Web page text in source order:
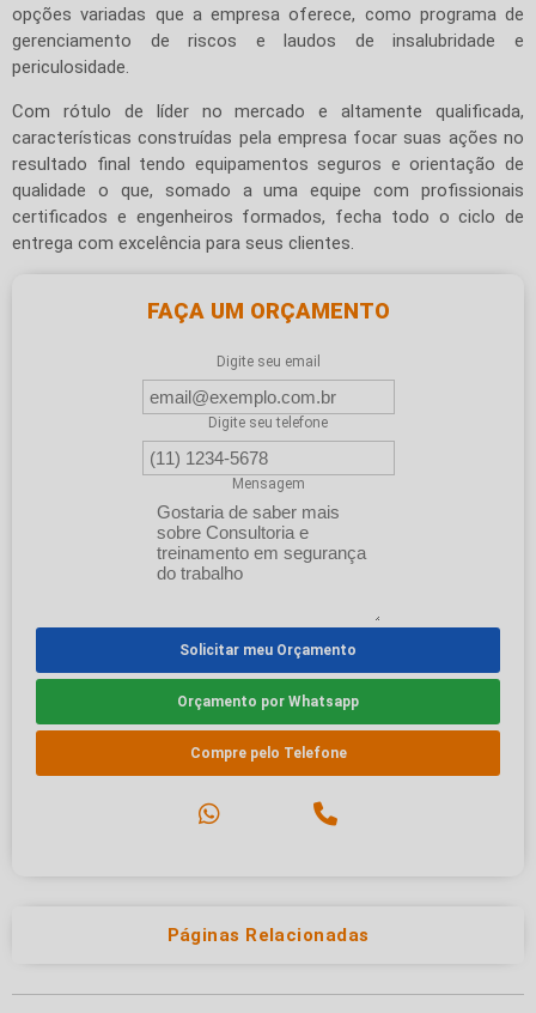
opções variadas que a empresa oferece, como programa de
gerenciamento de riscos e laudos de insalubridade e
periculosidade.
Com rótulo de líder no mercado e altamente qualificada,
características construídas pela empresa focar suas ações no
resultado final tendo equipamentos seguros e orientação de
qualidade o que, somado a uma equipe com profissionais
certificados e engenheiros formados, fecha todo o ciclo de
entrega com excelência para seus clientes.
FAÇA UM ORÇAMENTO
Digite seu email
Digite seu telefone
Mensagem
Solicitar meu Orçamento
Orçamento por Whatsapp
Compre pelo Telefone
Páginas Relacionadas